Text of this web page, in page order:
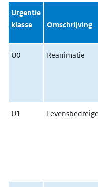
Urgentie
klasse
Omschrijving
U0 Reanimatie
U1